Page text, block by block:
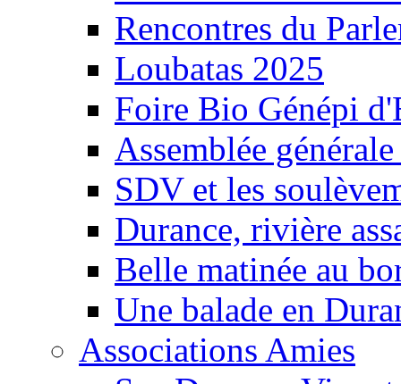
Rencontres du
Loubatas 2025
Foire Bio Génépi
Assemblée
SDV et les
Durance, rivière
Belle matinée au
Une balade en
Associations Amies